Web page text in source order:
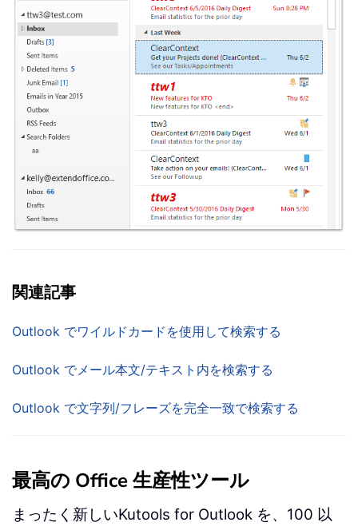
関連記事
Outlook でワイルドカードを使用して検索する
Outlook でメール本文/テキスト内を検索する
Outlook で文字列/フレーズを完全一致で検索する
最高の Office 生産性ツール
まったく新しいKutools for Outlook を、100 以